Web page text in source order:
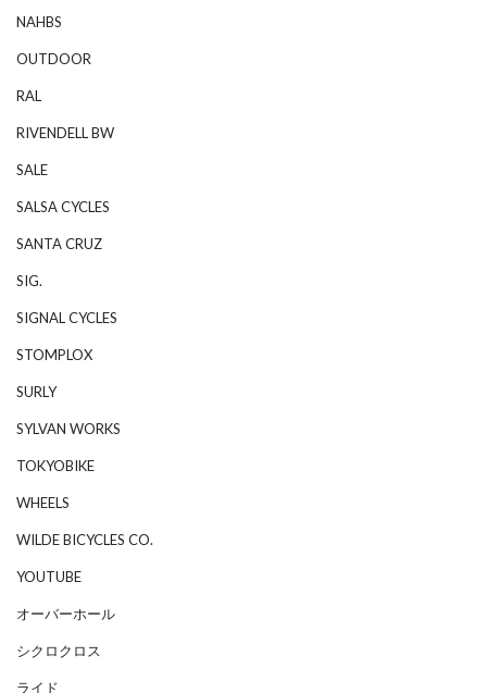
NAHBS
OUTDOOR
RAL
RIVENDELL BW
SALE
SALSA CYCLES
SANTA CRUZ
SIG.
SIGNAL CYCLES
STOMPLOX
SURLY
SYLVAN WORKS
TOKYOBIKE
WHEELS
WILDE BICYCLES CO.
YOUTUBE
オーバーホール
シクロクロス
ライド